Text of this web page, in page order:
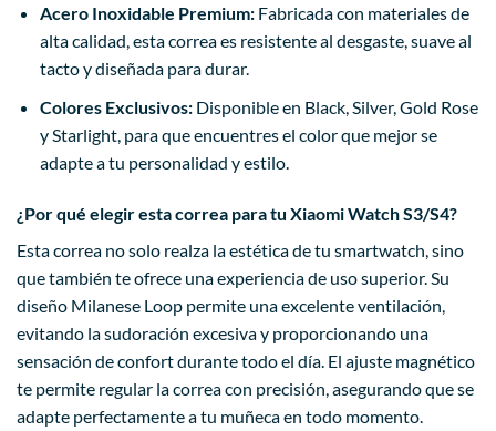
Acero Inoxidable Premium:Fabricada con materiales de
alta calidad, esta correa es resistente al desgaste, suave al
tacto y diseñada para durar.
Colores Exclusivos:Disponible en Black, Silver, Gold Rose
y Starlight, para que encuentres el color que mejor se
adapte a tu personalidad y estilo.
¿Por qué elegir esta correa para tu Xiaomi Watch S3/S4?
Esta correa no solo realza la estética de tu smartwatch, sino
que también te ofrece una experiencia de uso superior. Su
diseño Milanese Loop permite una excelente ventilación,
evitando la sudoración excesiva y proporcionando una
sensación de confort durante todo el día. El ajuste magnético
te permite regular la correa con precisión, asegurando que se
adapte perfectamente a tu muñeca en todo momento.